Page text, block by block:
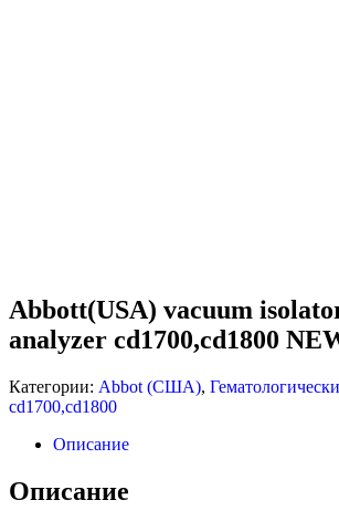
Abbott(USA) vacuum
analyzer cd1700,cd1800
Категории: Abbot (США),
cd1700,cd1800
Описание
Описание